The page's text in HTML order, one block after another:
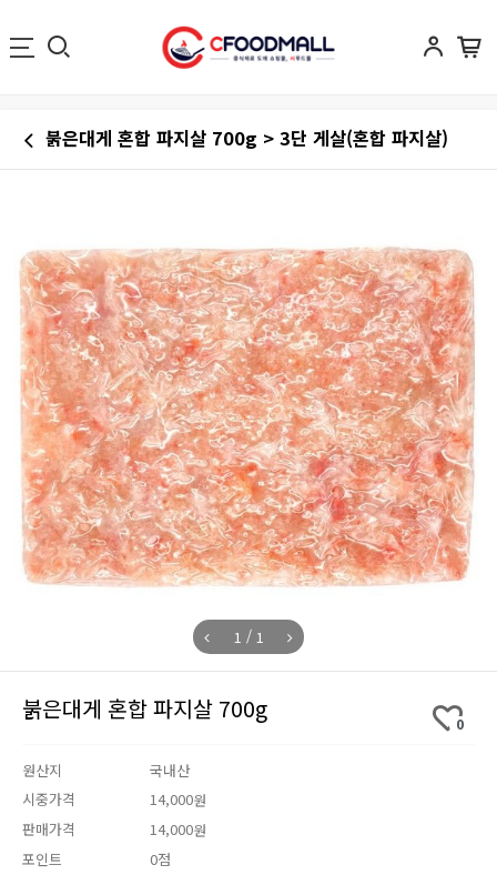
붉은대게 혼합 파지살 700g > 3단 게살(혼합 파지살)
1 / 1
붉은대게 혼합 파지살 700g 0
원산지
국내산
시중가격
14,000원
판매가격
14,000원
포인트
0점